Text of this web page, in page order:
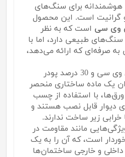
هوشمندانه برای سنگ‌های
و گرانیت است. این محصول
وی سی است که به نظر
طبیعی دارد، اما با
صرفه‌ای که ارائه می‌دهد،
با استفاده از 70 درصد پی وی سی و 30 درصد پودر
یک ماده ساختاری منحصر
با استفاده از چسب
دیوار قابل نصب هستند و
زیر ساخت ندارند.
مانند مقاومت در
است، که آن را به یک
و خارجی ساختمان‌ها